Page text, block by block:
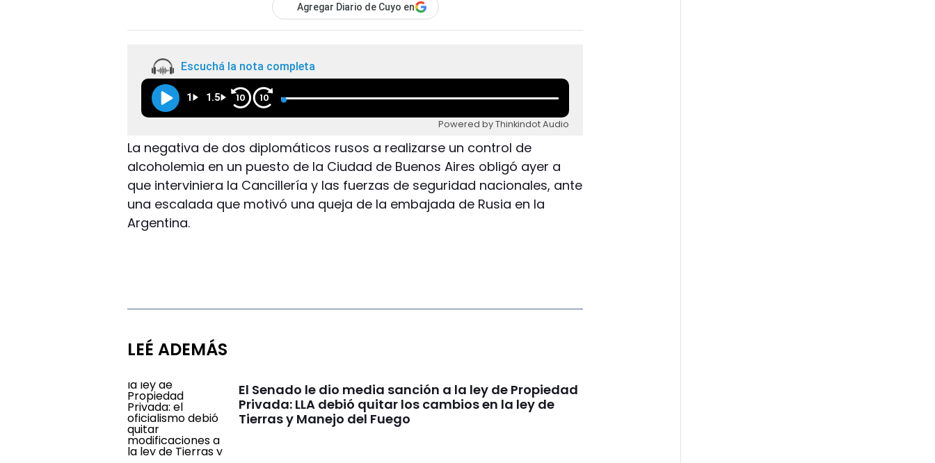
Agregar Diario de Cuyo en
Escuchá la nota completa
1 1.5 10 10
Powered by Thinkindot Audio
La negativa de dos diplomáticos rusos a realizarse un control de
alcoholemia en un puesto de la Ciudad de Buenos Aires obligó ayer a
que interviniera la Cancillería y las fuerzas de seguridad nacionales, ante
una escalada que motivó una queja de la embajada de Rusia en la
Argentina.
LEÉ ADEMÁS
El Senado le dio media sanción a la ley de Propiedad
Privada: LLA debió quitar los cambios en la ley de
Tierras y Manejo del Fuego